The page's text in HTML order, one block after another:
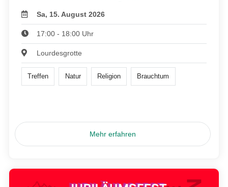
Sa, 15. August 2026
17:00 - 18:00 Uhr
Lourdesgrotte
Treffen Natur Religion Brauchtum
Mehr erfahren